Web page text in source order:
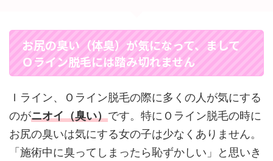
お尻の臭い（体臭）が気になって、まして
Ｏライン脱毛には踏み切れません
Ｉライン、Ｏライン脱毛の際に多くの人が気にする
のがニオイ（臭い）です。特にＯライン脱毛の時に
お尻の臭いは気にする女の子は少なくありません。
「施術中に臭ってしまったら恥ずかしい」と思いき